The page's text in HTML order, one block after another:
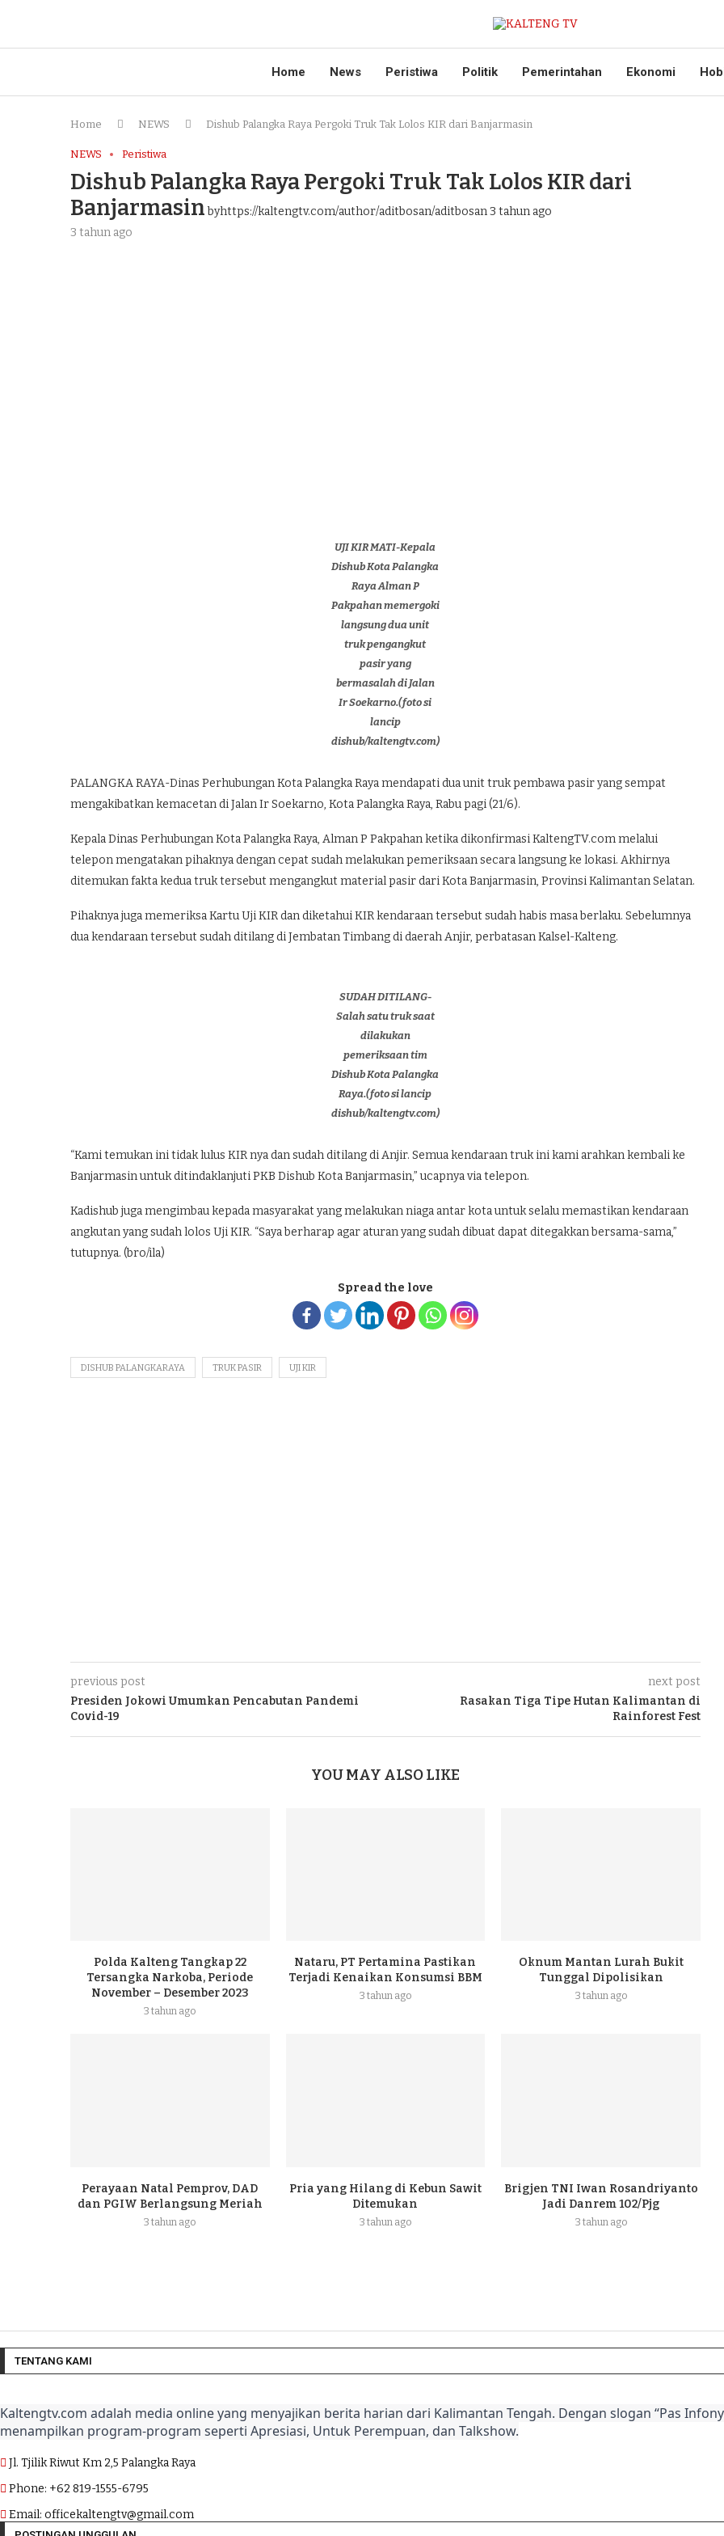
Home News Peristiwa Politik Pemerintahan Ekonomi
Home NEWS Dishub Palangka Raya Pergoki Truk Tak Lolos KIR dari Banjarmasin
NEWS Peristiwa
Dishub Palangka Raya Pergoki Truk Tak Lolos KIR dari
Banjarmasinbyhttps://kaltengtv.com/author/aditbosan/aditbosan3 tahun ago
3 tahun ago
UJI KIR MATI-Kepala
Dishub Kota Palangka
Raya Alman P
Pakpahan memergoki
langsung dua unit
truk pengangkut
pasir yang
bermasalah di Jalan
Ir Soekarno.(foto si
lancip
dishub/kaltengtv.com)
PALANGKA RAYA-Dinas Perhubungan Kota Palangka Raya mendapati dua unit truk pembawa pasir yang sempat
mengakibatkan kemacetan di Jalan Ir Soekarno, Kota Palangka Raya, Rabu pagi (21/6).
Kepala Dinas Perhubungan Kota Palangka Raya, Alman P Pakpahan ketika dikonfirmasi KaltengTV.com melalui
telepon mengatakan pihaknya dengan cepat sudah melakukan pemeriksaan secara langsung ke lokasi. Akhirnya
ditemukan fakta kedua truk tersebut mengangkut material pasir dari Kota Banjarmasin, Provinsi Kalimantan Selatan.
Pihaknya juga memeriksa Kartu Uji KIR dan diketahui KIR kendaraan tersebut sudah habis masa berlaku. Sebelumnya
dua kendaraan tersebut sudah ditilang di Jembatan Timbang di daerah Anjir, perbatasan Kalsel-Kalteng.
SUDAH DITILANG-
Salah satu truk saat
dilakukan
pemeriksaan tim
Dishub Kota Palangka
Raya.(foto si lancip
dishub/kaltengtv.com)
“Kami temukan ini tidak lulus KIR nya dan sudah ditilang di Anjir. Semua kendaraan truk ini kami arahkan kembali ke
Banjarmasin untuk ditindaklanjuti PKB Dishub Kota Banjarmasin,” ucapnya via telepon.
Kadishub juga mengimbau kepada masyarakat yang melakukan niaga antar kota untuk selalu memastikan kendaraan
angkutan yang sudah lolos Uji KIR. “Saya berharap agar aturan yang sudah dibuat dapat ditegakkan bersama-sama,”
tutupnya. (bro/ila)
Spread the love
DISHUB PALANGKARAYA TRUK PASIR UJI KIR
previous post
Presiden Jokowi Umumkan Pencabutan Pandemi
Covid-19
next post
Rasakan Tiga Tipe Hutan Kalimantan di
Rainforest Fest
YOU MAY ALSO LIKE
Polda Kalteng Tangkap 22
Tersangka Narkoba, Periode
November – Desember 2023
3 tahun ago
Nataru, PT Pertamina Pastikan
Terjadi Kenaikan Konsumsi BBM
3 tahun ago
Oknum Mantan Lurah Bukit
Tunggal Dipolisikan
3 tahun ago
Perayaan Natal Pemprov, DAD
dan PGIW Berlangsung Meriah
3 tahun ago
Pria yang Hilang di Kebun Sawit
Ditemukan
3 tahun ago
Brigjen TNI Iwan Rosandriyanto
Jadi Danrem 102/Pjg
3 tahun ago
TENTANG KAMI
Kaltengtv.com adalah media online yang menyajikan berita harian dari Kalimantan Tengah. Dengan slogan “Pas
menampilkan program-program seperti Apresiasi, Untuk Perempuan, dan Talkshow.
Jl. Tjilik Riwut Km 2,5 Palangka Raya
Phone: +62 819-1555-6795
Email: officekaltengtv@gmail.com